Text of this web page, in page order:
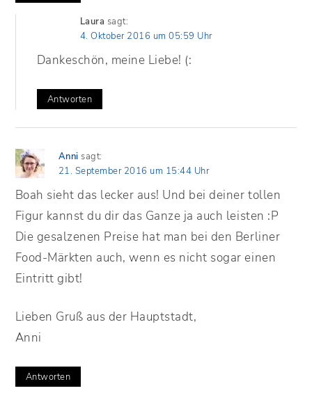
Laura sagt:
4. Oktober 2016 um 05:59 Uhr
Dankeschön, meine Liebe! (:
Antworten
Anni sagt:
21. September 2016 um 15:44 Uhr
Boah sieht das lecker aus! Und bei deiner tollen
Figur kannst du dir das Ganze ja auch leisten :P
Die gesalzenen Preise hat man bei den Berliner
Food-Märkten auch, wenn es nicht sogar einen
Eintritt gibt!
Lieben Gruß aus der Hauptstadt,
Anni
Antworten